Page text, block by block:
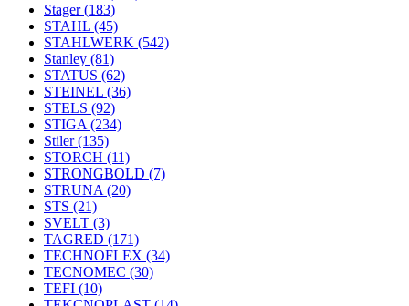
Stager(183)
STAHL (45)
STAHLWERK (542)
Stanley (81)
STATUS (62)
STEINEL (36)
STELS (92)
STIGA (234)
Stiler(135)
STORCH (11)
STRONGBOLD (7)
STRUNA (20)
STS (21)
SVELT (3)
TAGRED (171)
TECHNOFLEX (34)
TECNOMEC (30)
TEFI (10)